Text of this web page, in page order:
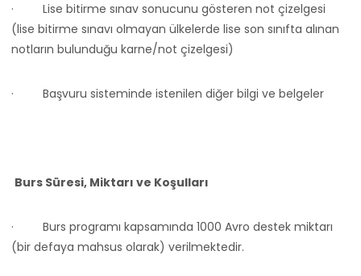
· Lise bitirme sınav sonucunu gösteren not çizelgesi
(lise bitirme sınavı olmayan ülkelerde lise son sınıfta alınan
notların bulunduğu karne/not çizelgesi)
· Başvuru sisteminde istenilen diğer bilgi ve belgeler
Burs Süresi, Miktarı ve Koşulları
· Burs programı kapsamında 1000 Avro destek miktarı
(bir defaya mahsus olarak) verilmektedir.